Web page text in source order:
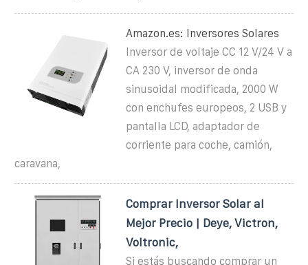
Amazon.es: Inversores Solares
Inversor de voltaje CC 12 V/24 V a
CA 230 V, inversor de onda
sinusoidal modificada, 2000 W
con enchufes europeos, 2 USB y
pantalla LCD, adaptador de
corriente para coche, camión,
caravana,
Comprar Inversor Solar al
Mejor Precio | Deye, Victron,
Voltronic,
Si estás buscando comprar un